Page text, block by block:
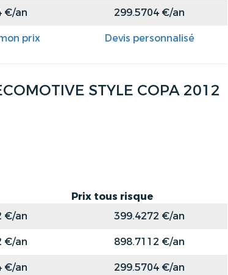
€/an
299.5704 €/an
prix Devis personnalisé
STYLE COPA 2012
Prix tous risque
€/an
399.4272 €/an
€/an
898.7112 €/an
€/an
299.5704 €/an